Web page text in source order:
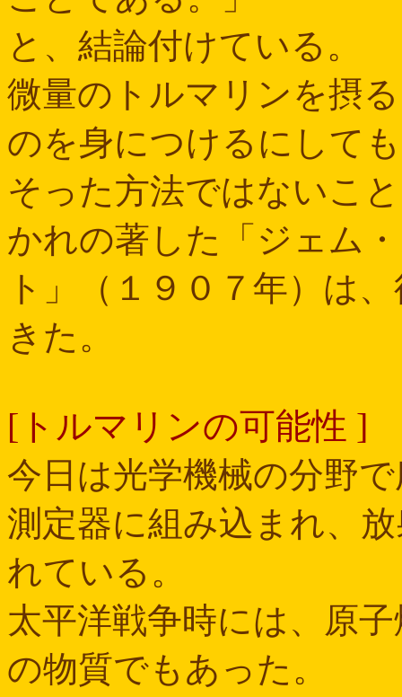
と、結論付けている。
微量のトルマリンを摂
のを身につけるにして
そった方法ではないこ
かれの著した「ジェム
ト」（１９０７年）は
きた。
[トルマリンの可能性 ]
今日は光学機械の分野
測定器に組み込まれ、
れている。
太平洋戦争時には、原
の物質でもあった。